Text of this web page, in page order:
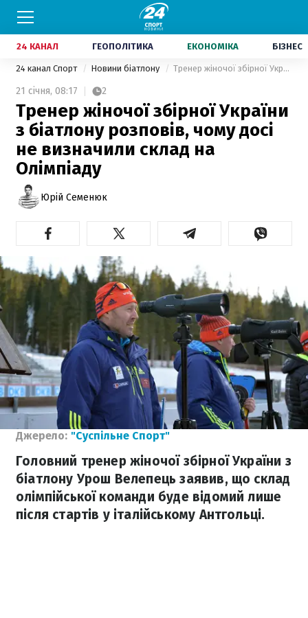
24 КАНАЛ ГЕОПОЛІТИКА ЕКОНОМІКА БІЗНЕС
24 канал Спорт Новини біатлону Тренер жіночої збірної України з біатлону розповів, чому досі не визначили склад на Олімпіаду
21 січня, 08:17 2
Тренер жіночої збірної України
з біатлону розповів, чому досі
не визначили склад на
Олімпіаду
Юрій Семенюк
Джерело: "Суспільне Спорт"
Головний тренер жіночої збірної України з
біатлону Урош Велепець заявив, що склад
олімпійської команди буде відомий лише
після стартів у італійському Антгольці.